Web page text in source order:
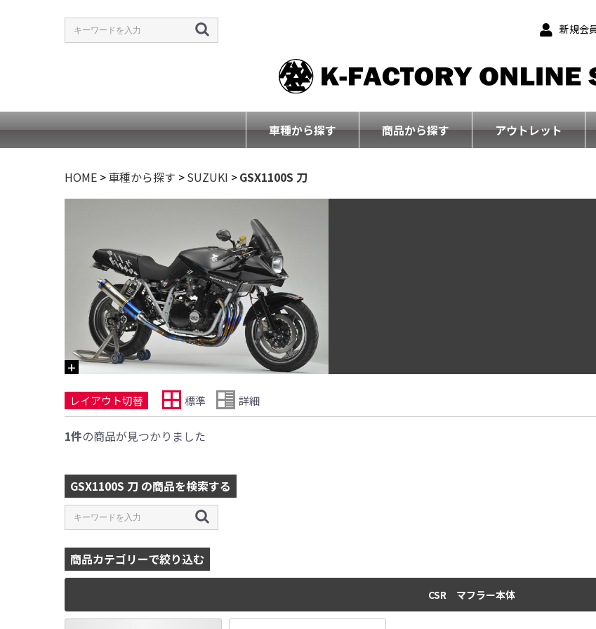
新規会
車種から探す 商品から探す アウトレット
HOME >車種から探す >SUZUKI >GSX1100S 刀
レイアウト切替 標準 詳細
1件の商品が見つかりました
GSX1100S 刀 の商品を検索する
商品カテゴリーで絞り込む
CSR マフラー本体